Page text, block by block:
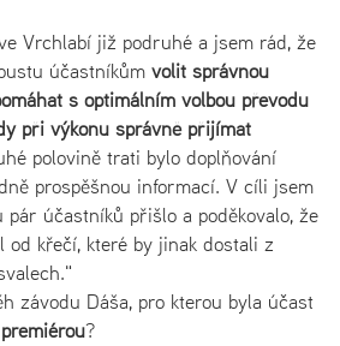
Vrchlabí již podruhé a jsem rád, že
účastníkům volit správnou
s optimálním volbou převodu
při výkonu správně přijímat
polovině trati bylo doplňování
prospěšnou informací. V cíli jsem
účastníků přišlo a poděkovalo, že
od křečí, které by jinak dostali z
závodu Dáša, pro kterou byla účast
?